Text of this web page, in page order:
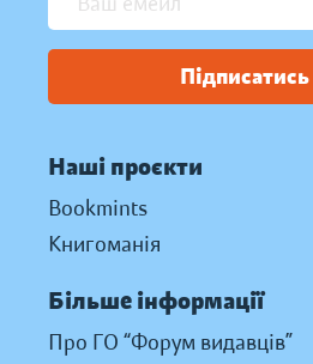
Підписатись
Наші проєкти
Bookmints
Книгоманія
Більше інформації
Про ГО “Форум видавців”